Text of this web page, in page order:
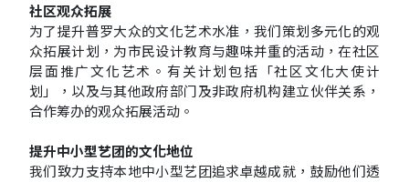
社区观众拓展
为了提升普罗大众的文化艺术水准，我们策划多元化的观
众拓展计划，为市民设计教育与趣味并重的活动，在社区
层面推广文化艺术。有关计划包括「社区文化大使计
划」，以及与其他政府部门及非政府机构建立伙伴关系，
合作筹办的观众拓展活动。
提升中小型艺团的文化地位
我们致力支持本地中小型艺团追求卓越成就，鼓励他们透